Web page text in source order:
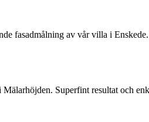
fasadmålning av vår villa i
Superfint resultat och